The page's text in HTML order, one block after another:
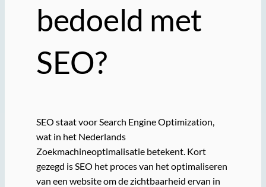
bedoeld met
SEO?
SEO staat voor Search Engine Optimization,
wat in het Nederlands
Zoekmachineoptimalisatie betekent. Kort
gezegd is SEO het proces van het optimaliseren
van een website om de zichtbaarheid ervan in